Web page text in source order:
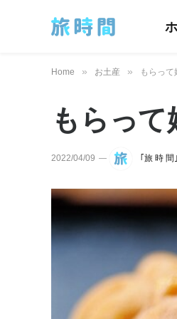
Home » お土産 » もらっ
もらっ
2022/04/09 ｢旅 時 間